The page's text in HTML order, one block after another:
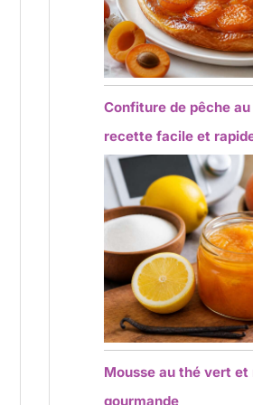
Confiture de pêche
recette facile et
Mousse au thé vert
gourmande